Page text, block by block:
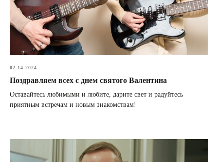
02-14-2024
Поздравляем всех с днем святого Валентина
Оставайтесь любимыми и любите, дарите свет и радуйтесь
приятным встречам и новым знакомствам!